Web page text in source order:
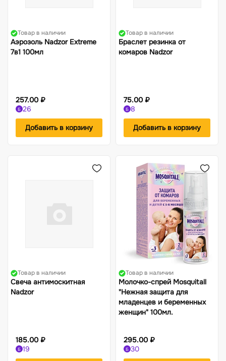
Товар в наличии
Аэрозоль Nadzor Extreme
7в1 100мл
257.00 ₽
Б 26
Добавить в корзину
Товар в наличии
Браслет резинка от
комаров Nadzor
75.00 ₽
Б 8
Добавить в корзину
Товар в наличии
Свеча антимоскитная
Nadzor
185.00 ₽
Б 19
Товар в наличии
Молочко-спрей Mosquitall
"Нежная защита для
младенцев и беременных
женщин" 100мл.
295.00 ₽
Б 30